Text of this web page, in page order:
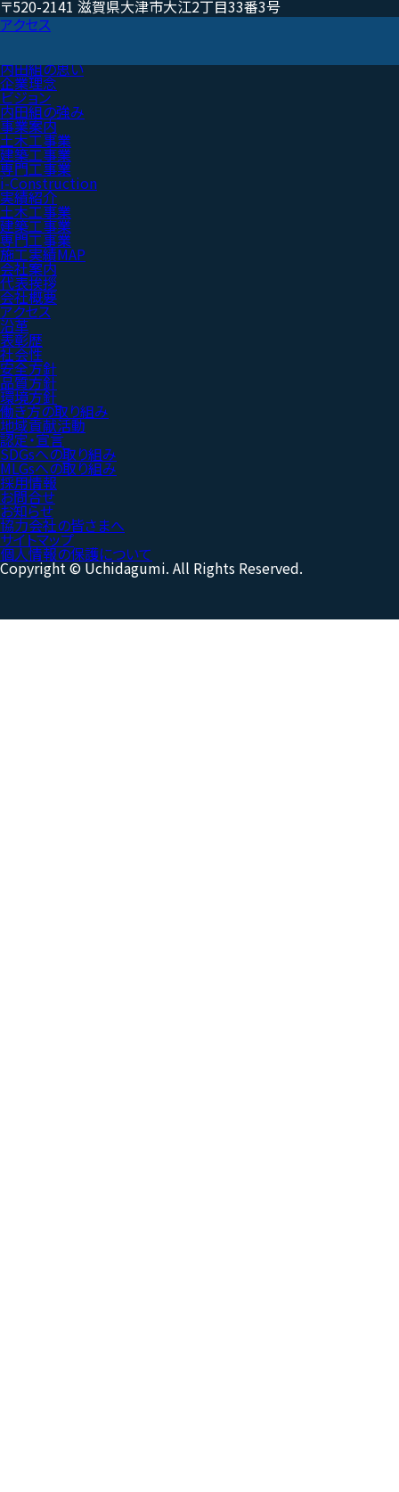
〒520-2141 滋賀県大津市大江2丁目33番3号
アクセス
内田組の思い
企業理念
ビジョン
内田組の強み
事業案内
土木工事業
建築工事業
専門工事業
i-Construction
実績紹介
土木工事業
建築工事業
専門工事業
施工実績MAP
会社案内
代表挨拶
会社概要
アクセス
沿革
表彰歴
社会性
安全方針
品質方針
環境方針
働き方の取り組み
地域貢献活動
認定・宣言
SDGsへの取り組み
MLGsへの取り組み
採用情報
お問合せ
お知らせ
協力会社の皆さまへ
サイトマップ
個人情報の保護について
Copyright © Uchidagumi. All Rights Reserved.